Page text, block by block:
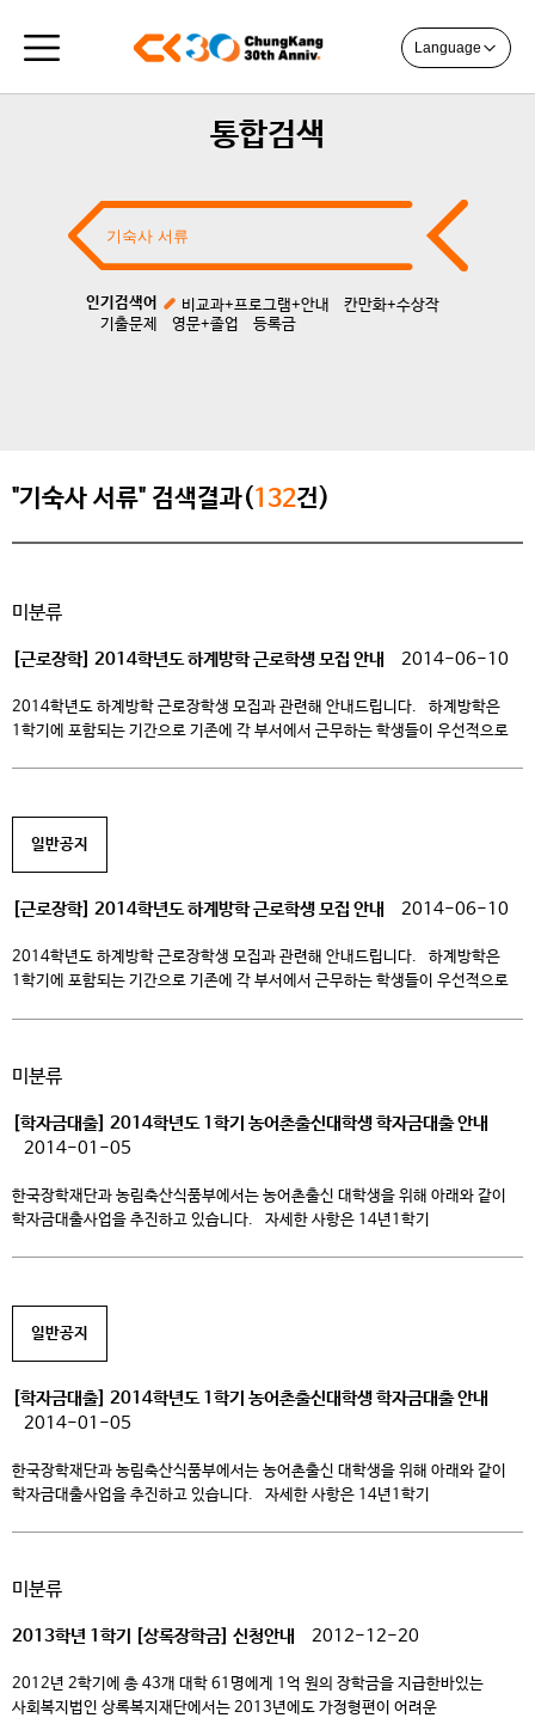
Language
통합검색
인기검색어 비교과+프로그램+안내
칸만화+수상작
기출문제
영문+졸업 등록금
"기숙사 서류" 검색결과(132건)
미분류
[근로장학] 2014학년도 하계방학 근로학생 모집 안내 2014-06-10
2014학년도 하계방학 근로장학생 모집과 관련해 안내드립니다. 하계방학은
1학기에 포함되는 기간으로 기존에 각 부서에서 근무하는 학생들이 우선적으로
국가장학 신청생 […]
일반공지
[근로장학] 2014학년도 하계방학 근로학생 모집 안내 2014-06-10
2014학년도 하계방학 근로장학생 모집과 관련해 안내드립니다. 하계방학은
1학기에 포함되는 기간으로 기존에 각 부서에서 근무하는 학생들이 우선적으로
국가근로장학생 학교근로장학생 자격요건 공통 – 재학생– 한국장학재단
미분류
[학자금대출] 2014학년도 1학기 농어촌출신대학생 학자금대출 안내
2014-01-05
한국장학재단과 농림축산식품부에서는 농어촌출신 대학생을 위해 아래와 같이
학자금대출사업을 추진하고 있습니다. 자세한 사항은 14년1학기
자녀(대학생) 및 농어업에 종사하는 대학생 본인* ※ “본인자격 신청자는 반드시
[…]
일반공지
[학자금대출] 2014학년도 1학기 농어촌출신대학생 학자금대출 안내
2014-01-05
한국장학재단과 농림축산식품부에서는 농어촌출신 대학생을 위해 아래와 같이
학자금대출사업을 추진하고 있습니다. 자세한 사항은 14년1학기
농어촌지역에 주소를 두고 6개월(180일)이상 거주하고 있는 학부모(보호자)의
[…]
미분류
2013학년 1학기 [상록장학금] 신청안내 2012-12-20
2012년 2학기에 총 43개 대학 61명에게 1억 원의 장학금을 지급한바있는
사회복지법인 상록복지재단에서는 2013년에도 가정형편이 어려운